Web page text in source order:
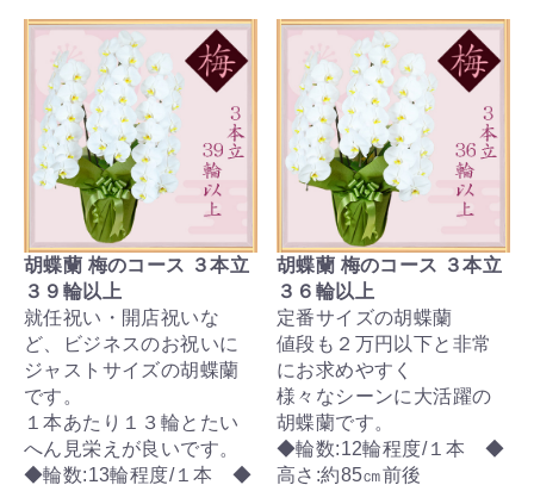
胡蝶蘭 梅のコース ３本立
３９輪以上
就任祝い・開店祝いな
ど、ビジネスのお祝いに
ジャストサイズの胡蝶蘭
です。
１本あたり１３輪とたい
へん見栄えが良いです。
◆輪数:13輪程度/１本 ◆
胡蝶蘭 梅のコース ３本立
３６輪以上
定番サイズの胡蝶蘭
値段も２万円以下と非常
にお求めやすく
様々なシーンに大活躍の
胡蝶蘭です。
◆輪数:12輪程度/１本 ◆
高さ:約85㎝前後